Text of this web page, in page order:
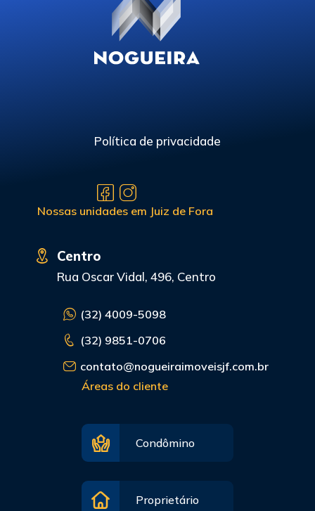
Política de privacidade
Nossas unidades em Juiz de Fora
Centro
Rua Oscar Vidal, 496, Centro
(32) 4009-5098
(32) 9851-0706
contato@nogueiraimoveisjf.com.br
Áreas do cliente
Condômino
Proprietário